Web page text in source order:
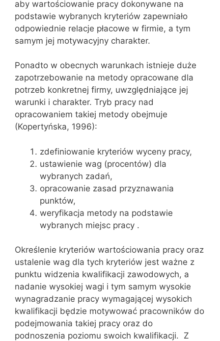
aby wartościowanie pracy dokonywane na
podstawie wybranych kryteriów zapewniało
odpowiednie relacje płacowe w firmie, a tym
samym jej motywacyjny charakter.
Ponadto w obecnych warunkach istnieje duże
zapotrzebowanie na metody opracowane dla
potrzeb konkretnej firmy, uwzględniające jej
warunki i charakter. Tryb pracy nad
opracowaniem takiej metody obejmuje
(Kopertyńska, 1996):
zdefiniowanie kryteriów wyceny pracy,
ustawienie wag (procentów) dla
wybranych zadań,
opracowanie zasad przyznawania
punktów,
weryfikacja metody na podstawie
wybranych miejsc pracy .
Określenie kryteriów wartościowania pracy oraz
ustalenie wag dla tych kryteriów jest ważne z
punktu widzenia kwalifikacji zawodowych, a
nadanie wysokiej wagi i tym samym wysokie
wynagradzanie pracy wymagającej wysokich
kwalifikacji będzie motywować pracowników do
podejmowania takiej pracy oraz do
podnoszenia poziomu swoich kwalifikacji. Z